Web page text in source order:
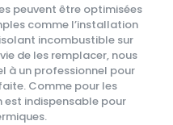
peuvent être optimisées
comme l’installation
incombustible sur
de les remplacer, nous
à un professionnel pour
Comme pour les
est indispensable pour